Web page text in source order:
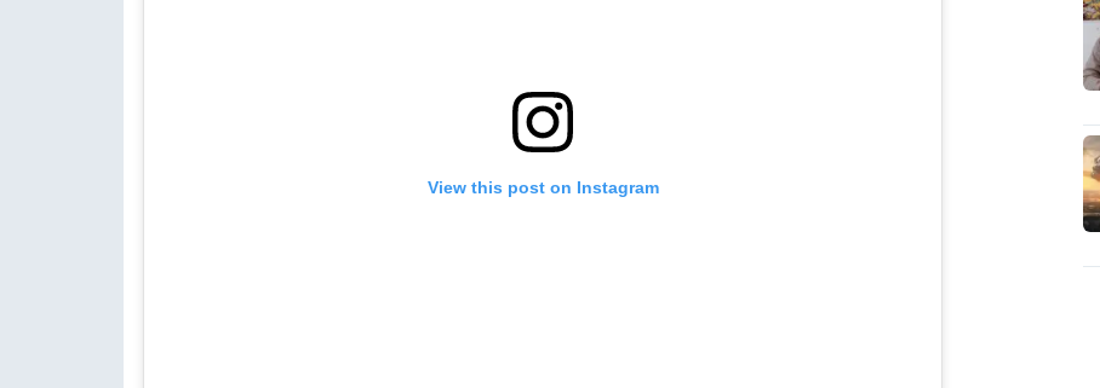
View this post on Instagram